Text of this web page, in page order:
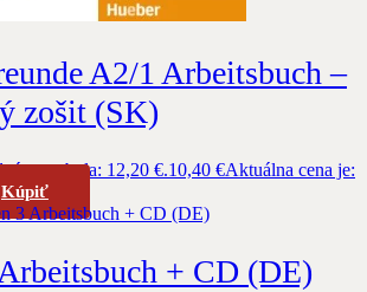
A2/1 Arbeitsbuch –
zošit (SK)
cena bola: 12,20 €.10,40 €Aktuálna cena je:
Kúpiť
+ CD (DE)